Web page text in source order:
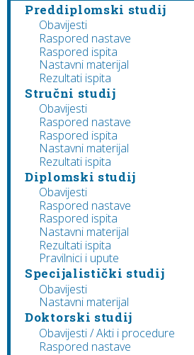
Preddiplomski studij
Obavijesti
Raspored nastave
Raspored ispita
Nastavni materijal
Rezultati ispita
Stručni studij
Obavijesti
Raspored nastave
Raspored ispita
Nastavni materijal
Rezultati ispita
Diplomski studij
Obavijesti
Raspored nastave
Raspored ispita
Nastavni materijal
Rezultati ispita
Pravilnici i upute
Specijalistički studij
Obavijesti
Nastavni materijal
Doktorski studij
Obavijesti / Akti i procedure
Raspored nastave